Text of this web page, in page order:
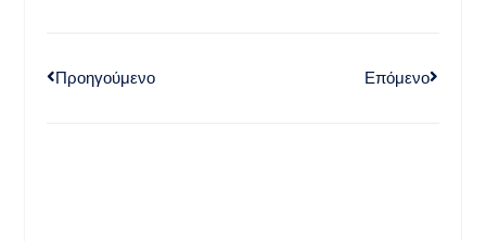
Προηγούμενο Επόμενο